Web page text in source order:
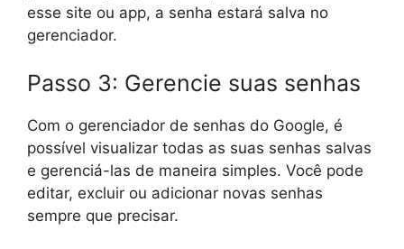
esse site ou app, a senha estará salva no
gerenciador.
Passo 3: Gerencie suas senhas
Com o gerenciador de senhas do Google, é
possível visualizar todas as suas senhas salvas
e gerenciá-las de maneira simples. Você pode
editar, excluir ou adicionar novas senhas
sempre que precisar.